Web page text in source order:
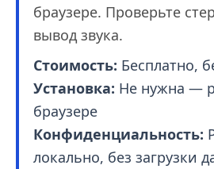
браузере. Проверьте
вывод звука.
Стоимость: Бесплатно,
Установка: Не нужна —
браузере
Конфиденциальность:
локально, без загрузки